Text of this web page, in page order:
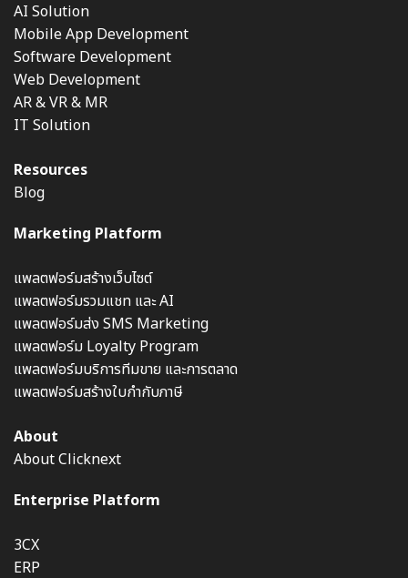
AI Solution
Mobile App Development
Software Development
Web Development
AR & VR & MR
IT Solution
Resources
Blog
Marketing Platform
แพลตฟอร์มสร้างเว็บไซต์
แพลตฟอร์มรวมแชท และ AI
แพลตฟอร์มส่ง SMS Marketing
แพลตฟอร์ม Loyalty Program
แพลตฟอร์มบริการทีมขาย และการตลาด
แพลตฟอร์มสร้างใบกำกับภาษี
About
About Clicknext
Enterprise Platform
3CX
ERP